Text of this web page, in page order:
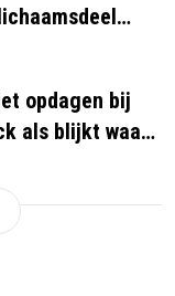
opdagen bij
als blijkt waar